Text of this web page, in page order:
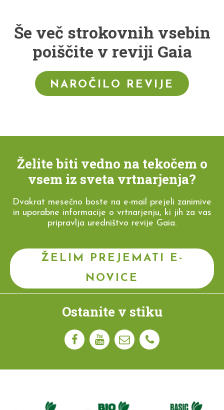
Še več strokovnih vsebin
poiščite v reviji Gaia
NAROČILO REVIJE
Želite biti vedno na tekočem o
vsem iz sveta vrtnarjenja?
Dvakrat mesečno boste na e-mail prejeli zanimive
in uporabne informacije o vrtnarjenju, ki jih za vas
pripravlja uredništvo revije Gaia.
ŽELIM PREJEMATI E-
NOVICE
Ostanite v stiku